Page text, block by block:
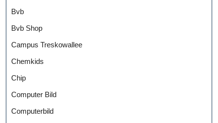
Bvb
Bvb Shop
Campus Treskowallee
Chemkids
Chip
Computer Bild
Computerbild